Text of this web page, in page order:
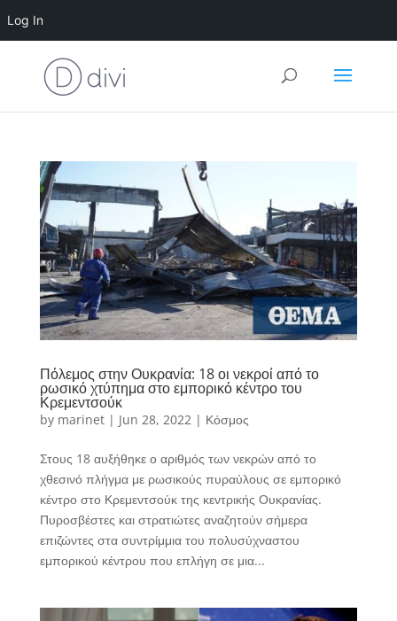
Log In
Πόλεμος στην Ουκρανία: 18 οι νεκροί από το
ρωσικό χτύπημα στο εμπορικό κέντρο του
Κρεμεντσούκ
by marinet| Jun 28, 2022 | Κόσμος
Στους 18 αυξήθηκε ο αριθμός των νεκρών από το
χθεσινό πλήγμα με ρωσικούς πυραύλους σε εμπορικό
κέντρο στο Κρεμεντσούκ της κεντρικής Ουκρανίας.
Πυροσβέστες και στρατιώτες αναζητούν σήμερα
επιζώντες στα συντρίμμια του πολυσύχναστου
εμπορικού κέντρου που επλήγη σε μια...